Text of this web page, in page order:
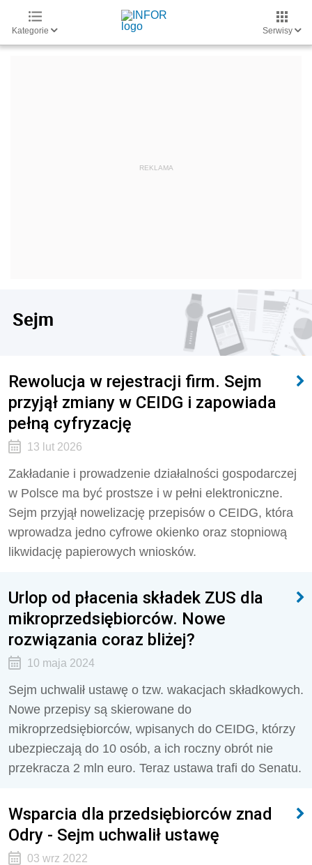
Kategorie Serwisy
Sejm
Rewolucja w rejestracji firm. Sejm
przyjął zmiany w CEIDG i zapowiada
pełną cyfryzację
13 lut 2026
Zakładanie i prowadzenie działalności gospodarczej
w Polsce ma być prostsze i w pełni elektroniczne.
Sejm przyjął nowelizację przepisów o CEIDG, która
wprowadza jedno cyfrowe okienko oraz stopniową
likwidację papierowych wniosków.
Urlop od płacenia składek ZUS dla
mikroprzedsiębiorców. Nowe
rozwiązania coraz bliżej?
10 maja 2024
Sejm uchwalił ustawę o tzw. wakacjach składkowych.
Nowe przepisy są skierowane do
mikroprzedsiębiorców, wpisanych do CEIDG, którzy
ubezpieczają do 10 osób, a ich roczny obrót nie
przekracza 2 mln euro. Teraz ustawa trafi do Senatu.
Wsparcia dla przedsiębiorców znad
Odry - Sejm uchwalił ustawę
03 wrz 2022